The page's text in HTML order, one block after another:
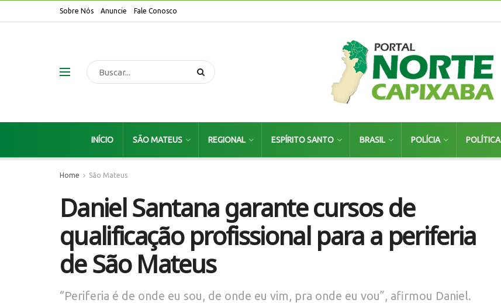
Sobre Nós Anuncie Fale Conosco
INÍCIO SÃO MATEUS REGIONAL ESPÍRITO SANTO BRASIL POLÍCIA POLÍTICA
Home São Mateus
Daniel Santana garante cursos de
qualificação profissional para a periferia
de São Mateus
“Periferia é de onde eu sou, de onde eu vim, pra onde eu vou”, afirmou Daniel.